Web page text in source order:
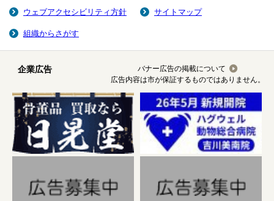
ウェブアクセシビリティ方針 サイトマップ
組織からさがす
企業広告
バナー広告の掲載について
広告内容は市が保証するものではありません。